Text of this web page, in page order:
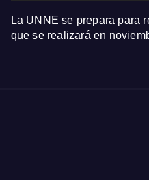
La UNNE se prepara para
que se realizará en